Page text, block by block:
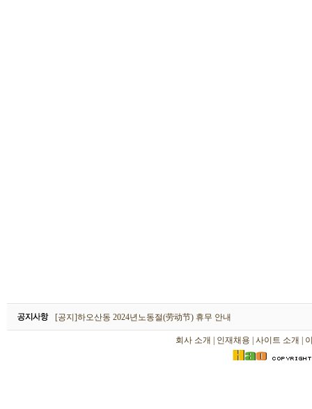
하오산동 2026년 설날(春节) 휴무 안내
[공지]하오산동 2024년노동절(劳动节) 휴무 안내
[공지]하오산동 2024년 설날(春节) 휴무 안내
회사 소개 인재채용 사이트 소개